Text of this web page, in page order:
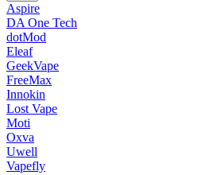
Aspire
DA One Tech
dotMod
Eleaf
GeekVape
FreeMax
Innokin
Lost Vape
Moti
Oxva
Uwell
Vapefly